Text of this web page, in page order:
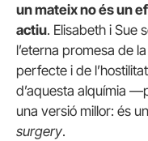
un mateix no és un
actiu. Elisabeth i Sue
l’eterna promesa de
perfecte i de
d’aquesta alquímia
una versió millor: és
surgery.